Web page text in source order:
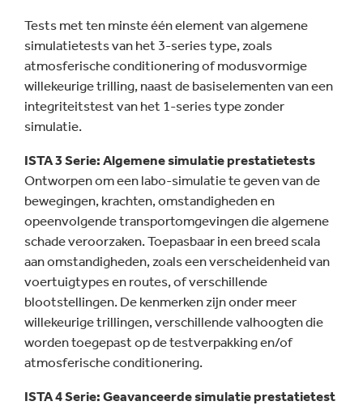
Tests met ten minste één element van algemene
simulatietests van het 3-series type, zoals
atmosferische conditionering of modusvormige
willekeurige trilling, naast de basiselementen van een
integriteitstest van het 1-series type zonder
simulatie.
ISTA 3 Serie: Algemene simulatie prestatietests
Ontworpen om een labo-simulatie te geven van de
bewegingen, krachten, omstandigheden en
opeenvolgende transportomgevingen die algemene
schade veroorzaken. Toepasbaar in een breed scala
aan omstandigheden, zoals een verscheidenheid van
voertuigtypes en routes, of verschillende
blootstellingen. De kenmerken zijn onder meer
willekeurige trillingen, verschillende valhoogten die
worden toegepast op de testverpakking en/of
atmosferische conditionering.
ISTA 4 Serie: Geavanceerde simulatie prestatietest